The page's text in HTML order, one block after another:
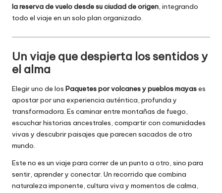
la reserva de vuelo desde su ciudad de origen, integrando
todo el viaje en un solo plan organizado.
Un viaje que despierta los sentidos y
el alma
Elegir uno de los Paquetes por volcanes y pueblos mayases
apostar por una experiencia auténtica, profunda y
transformadora. Es caminar entre montañas de fuego,
escuchar historias ancestrales, compartir con comunidades
vivas y descubrir paisajes que parecen sacados de otro
mundo.
Este no es un viaje para correr de un punto a otro, sino para
sentir, aprender y conectar. Un recorrido que combina
naturaleza imponente, cultura viva y momentos de calma,